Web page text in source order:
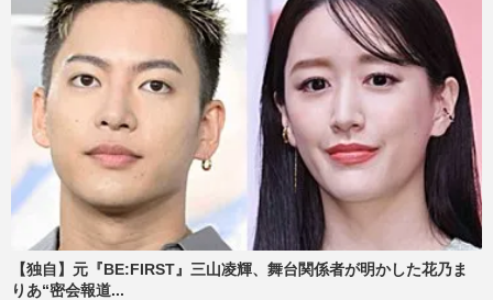
【独自】元『BE:FIRST』三山凌輝、舞台関係者が明かした花乃ま
りあ“密会報道...